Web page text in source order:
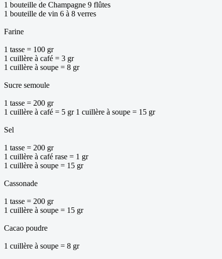
1 bouteille de Champagne 9 flûtes
1 bouteille de vin 6 à 8 verres
Farine
1 tasse = 100 gr
1 cuillère à café = 3 gr
1 cuillère à soupe = 8 gr
Sucre semoule
1 tasse = 200 gr
1 cuillère à café = 5 gr 1 cuillère à soupe = 15 gr
Sel
1 tasse = 200 gr
1 cuillère à café rase = 1 gr
1 cuillère à soupe = 15 gr
Cassonade
1 tasse = 200 gr
1 cuillère à soupe = 15 gr
Cacao poudre
1 cuillère à soupe = 8 gr